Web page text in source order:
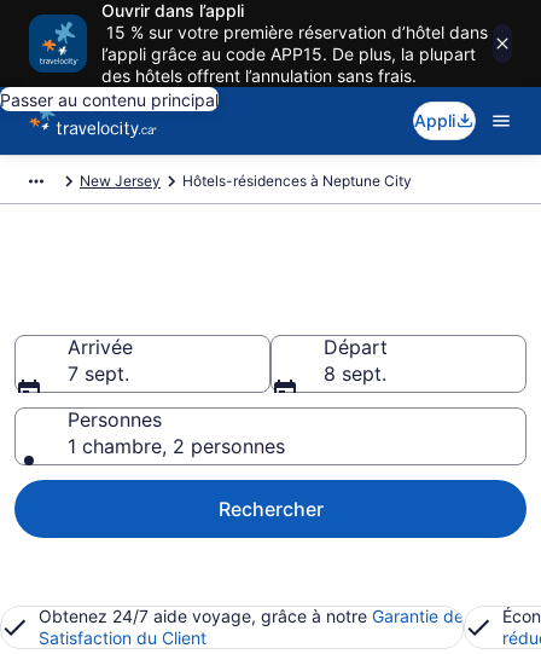
Ouvrir dans l’appli
15 % sur votre première réservation d’hôtel dans
l’appli grâce au code APP15. De plus, la plupart
des hôtels offrent l’annulation sans frais.
Passer au contenu principal
Appli
New Jersey Hôtels-résidences à Neptune City
Arrivée
7 sept.
Départ
8 sept.
Personnes
1 chambre, 2 personnes
Rechercher
Obtenez 24/7 aide voyage, grâce à notre Garantie de
Satisfaction du Client